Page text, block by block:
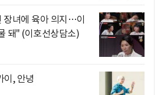
장녀에 육아 의지…이
돼" (이호선상담소)
이, 안녕